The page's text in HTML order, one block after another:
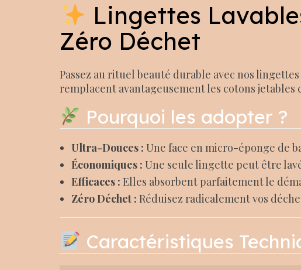
Lingettes
Zéro Déchet
Passez au rituel beauté durable avec nos
remplacent avantageusement les cotons jetables
Pourquoi les adopter ?
Ultra-Douces : Une face en micro-éponge de
Économiques : Une seule lingette peut être
Efficaces : Elles absorbent parfaitement le
Zéro Déchet : Réduisez radicalement vos
Caractéristiques